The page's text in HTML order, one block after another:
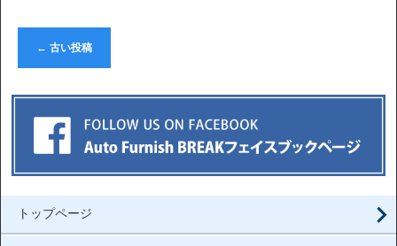
← 古い投稿
トップページ